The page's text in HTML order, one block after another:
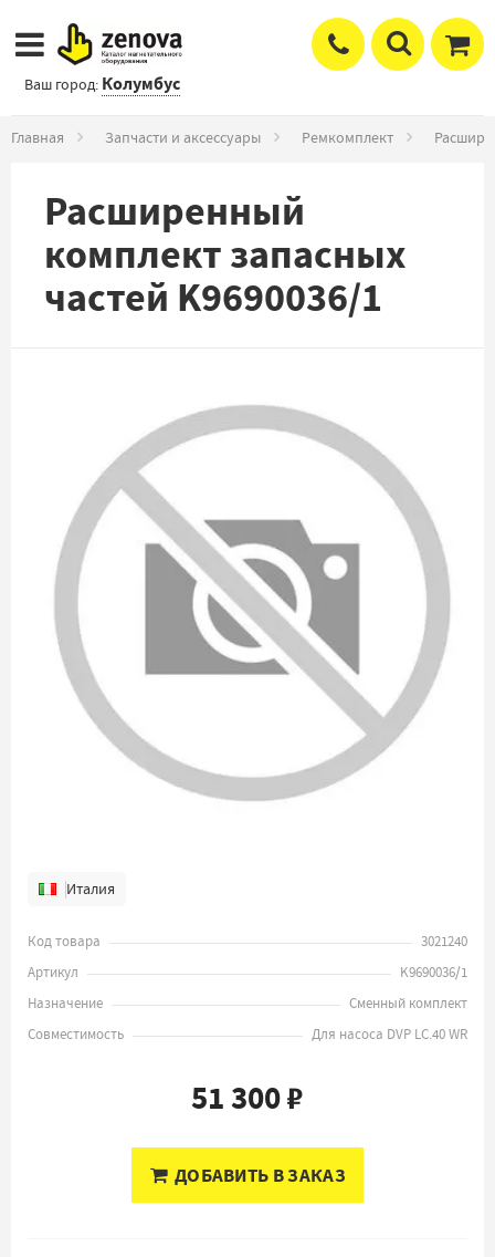
Ваш город: Колумбус
Главная Запчасти и аксессуары Ремкомплект
Расширенный
комплект запасных
частей K9690036/1
Италия
Код товара
3021240
Артикул
K9690036/1
Назначение
Сменный комплект
Совместимость
Для насоса DVP LC.40 WR
51 300 ₽
ДОБАВИТЬ В ЗАКАЗ